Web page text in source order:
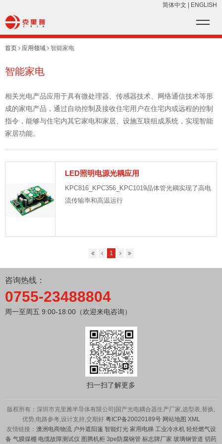
简体中文 ENGLISH
首页 应用领域 智能家电
智能家电
相关光电产品应用于具有微处理器、传感器技术、网络通信技术等形
成的家电产品，通过自动控制及接收住宅用户在住宅内或远程的控制
指令，能够与住宅内其它家电和家居、设施互联组成系统，实现智能
家居功能。
LED照明电源光耦应用
KPC816_KPC356_KPC1019晶体管光耦实现了高电
流传输率和高温运行
1
咨询热线：
0755-23488804
周一至周五 9:00-18:00（欢迎来电咨询）
扫一扫了解更多
版权所有：深圳市克里雅半导体有限公司|国产光电耦合器生产厂家,选型表,替换,
优势,电路参考,设计支持,交期好 粤ICP备20020189号 网站地图 XML
友情链接： 澳洲电商物流 户外遮阳篷 智能灯光家用电梯 工业冷水机 轻烃燃气设
备 气膜煤棚 电缆故障测试仪 图腾机柜 3pe防腐钢管 标志牌厂家 玻璃钢管道 切药